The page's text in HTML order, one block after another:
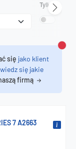
Tylko
się jako klient
się jakie
firmą
7 A2663